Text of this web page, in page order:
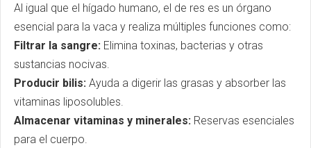
Al igual que el hígado humano, el de res es un órgano
esencial para la vaca y realiza múltiples funciones como:
Filtrar la sangre: Elimina toxinas, bacterias y otras
sustancias nocivas.
Producir bilis: Ayuda a digerir las grasas y absorber las
vitaminas liposolubles.
Almacenar vitaminas y minerales: Reservas esenciales
para el cuerpo.